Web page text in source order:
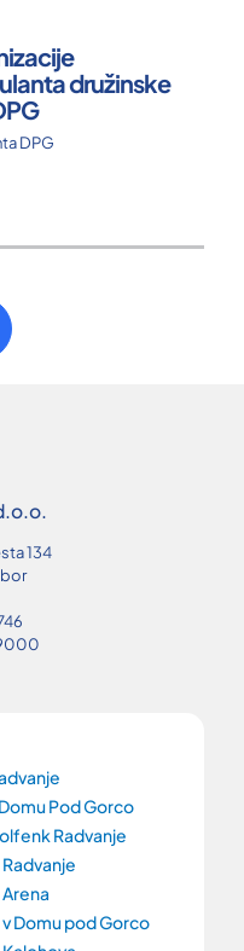
družinske
DPG
134
Pod Gorco
Radvanje
Domu pod Gorco